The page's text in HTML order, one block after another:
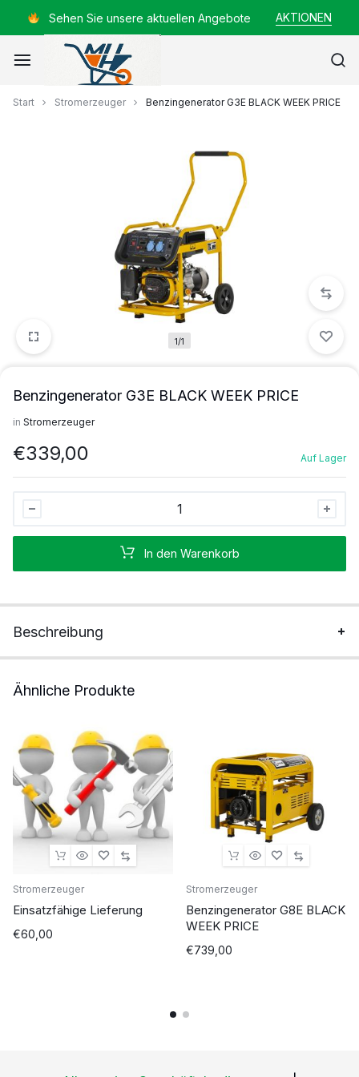
Sehen Sie unsere aktuellen Angebote AKTIONEN
Mayer
Start Stromerzeuger Benzingenerator G3E BLACK WEEK PRICE
1/1
Benzingenerator G3E BLACK WEEK PRICE
in Stromerzeuger
€339,00 Auf Lager
BLACK
Stück
In den Warenkorb
Beschreibung
Ähnliche Produkte
Stromerzeuger
Einsatzfähige Lieferung
€60,00
Stromerzeuger
Benzingenerator G8E BLACK
WEEK PRICE
€739,00